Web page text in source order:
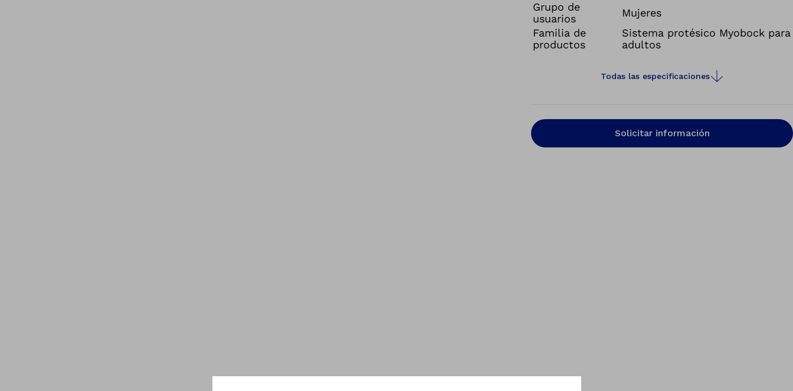
Grupo de
usuarios
Mujeres
Familia de
productos
Sistema protésico Myobock para
adultos
Todas las especificaciones
Solicitar información